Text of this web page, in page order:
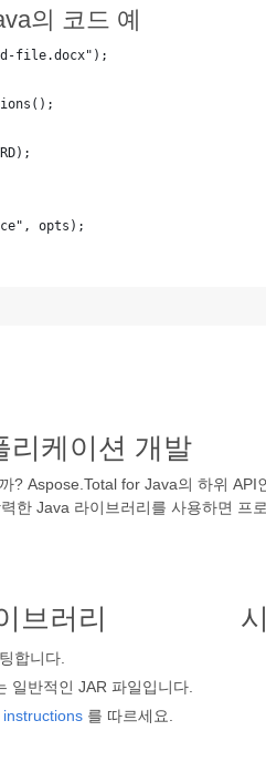
의 코드 예
file.docx");
opts);
리케이션 개발
? Aspose.Total for Java의 하위
한 Java 라이브러리를 사용하면
브러리
합니다.
일반적인 JAR 파일입니다.
를 따르세요.